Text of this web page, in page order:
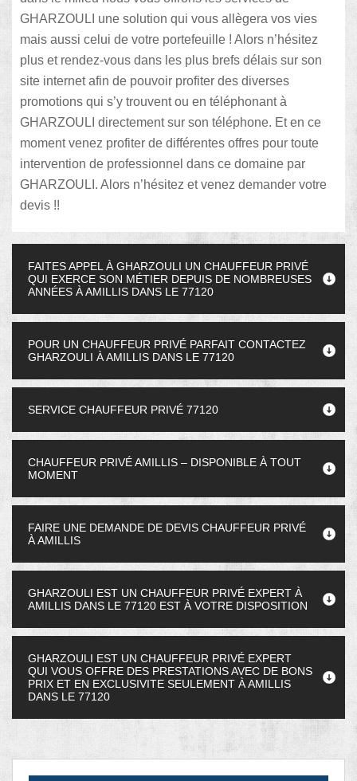
GHARZOULI une solution qui vous allègera vos vies
mais aussi celui de votre portefeuille ! Alors n’hésitez
plus et rendez-vous dans les plus brefs délais sur son
site internet afin de pouvoir profiter des diverses
promotions qui s’y trouvent ou en téléphonant à
GHARZOULI directement sur son téléphone. Et en ce
moment venez profiter de différentes offres pour toute
intervention de professionnel dans ce domaine par
GHARZOULI. Alors n’hésitez et venez demander votre
devis !!
FAITES APPEL À GHARZOULI UN CHAUFFEUR PRIVÉ
QUI EXERCE SON MÉTIER DEPUIS DE NOMBREUSES
ANNÉES À AMILLIS DANS LE 77120
POUR UN CHAUFFEUR PRIVÉ PARFAIT CONTACTEZ
GHARZOULI À AMILLIS DANS LE 77120
SERVICE CHAUFFEUR PRIVÉ 77120
CHAUFFEUR PRIVÉ AMILLIS – DISPONIBLE À TOUT
MOMENT
FAIRE UNE DEMANDE DE DEVIS CHAUFFEUR PRIVÉ
À AMILLIS
GHARZOULI EST UN CHAUFFEUR PRIVÉ EXPERT À
AMILLIS DANS LE 77120 EST À VOTRE DISPOSITION
GHARZOULI EST UN CHAUFFEUR PRIVÉ EXPERT
QUI VOUS OFFRE DES PRESTATIONS AVEC DE BONS
PRIX ET EN EXCLUSIVITE SEULEMENT À AMILLIS
DANS LE 77120